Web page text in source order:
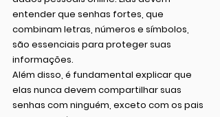
entender que senhas fortes, que
combinam letras, números e símbolos,
são essenciais para proteger suas
informações.
Além disso, é fundamental explicar que
elas nunca devem compartilhar suas
senhas com ninguém, exceto com os pais